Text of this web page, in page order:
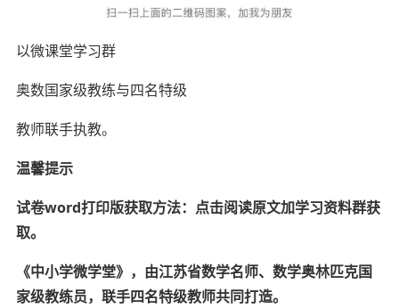
以微课堂学习群
奥数国家级教练与四名特级
教师联手执教。
温馨提示
试卷word打印版获取方法： 点击阅读原文加学习资料群获
取。
《中小学微学堂》， 由江苏省数学名师、数学奥林匹克国
家级教练员， 联手四名特级教师共同打造。